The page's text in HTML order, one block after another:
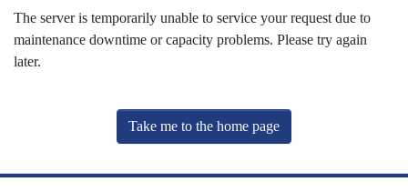
The server is temporarily unable to service your request due to
maintenance downtime or capacity problems. Please try again
later.
Take me to the home page